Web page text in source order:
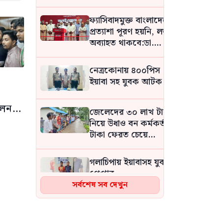
ফারুকী
ফ্যাসিবাদমুক্ত বাংলাদেশের
প্রত্যাশা পূরণ হয়নি, লড়াই
অব্যাহত থাকবে:ডা.
শফিকুর রহমান
নেত্রকোনায় ৪০০পিস
ইয়াবা সহ যুবক আটক
জেলেদের ৩০ লাখ টাকা
নিয়ে উধাও বন কর্মকর্তা,
টাকা ফেরত চেয়ে
ভুক্তভোগীদের মানববন্ধন
গলাচিপায় ইয়াবাসহ যুবক
গ্রেপ্তার
সর্বশেষ সব দেখুন